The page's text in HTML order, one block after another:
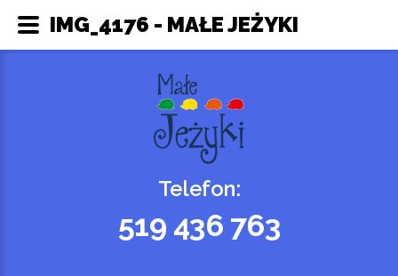
Telefon:
519 436 763
IMG_4176 - MAŁE JEŻYKI